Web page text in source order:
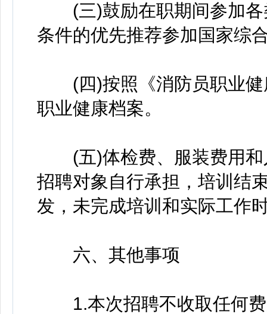
(三)鼓励在职期间参加各
条件的优先推荐参加国家综
(四)按照《消防员职业健
职业健康档案。
(五)体检费、服装费用和
招聘对象自行承担，培训结
发，未完成培训和实际工作
六、其他事项
1.本次招聘不收取任何费